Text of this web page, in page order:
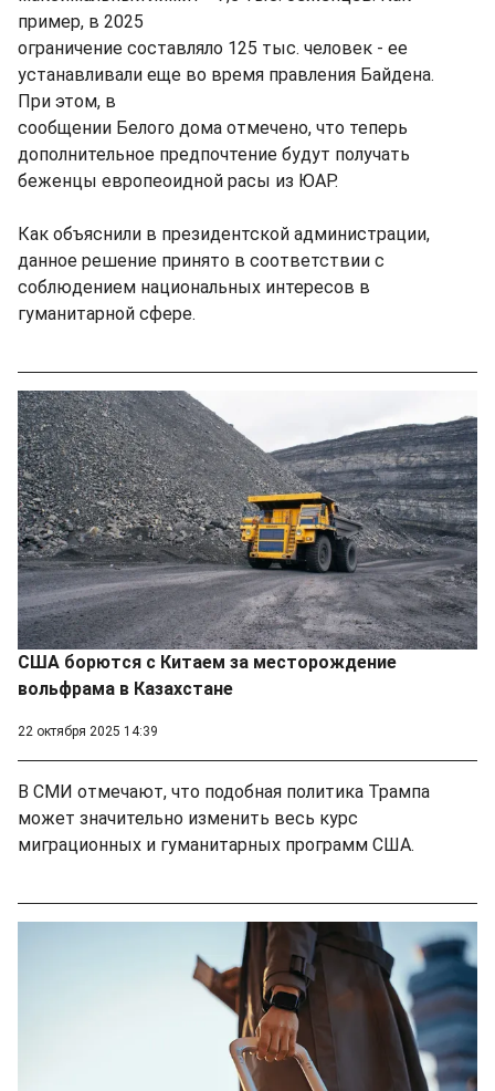
пример, в 2025
ограничение составляло 125 тыс. человек - ее
устанавливали еще во время правления Байдена.
При этом, в
сообщении Белого дома отмечено, что теперь
дополнительное предпочтение будут получать
беженцы европеоидной расы из ЮАР.
Как объяснили в президентской администрации,
данное решение принято в соответствии с
соблюдением национальных интересов в
гуманитарной сфере.
США борются с Китаем за месторождение
вольфрама в Казахстане
22 октября 2025 14:39
В СМИ отмечают, что подобная политика Трампа
может значительно изменить весь курс
миграционных и гуманитарных программ США.